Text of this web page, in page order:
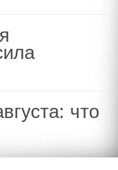
что